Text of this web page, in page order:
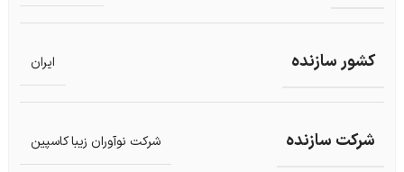
کشور سازنده ایران
شرکت سازنده شرکت نوآوران زیبا کاسپین